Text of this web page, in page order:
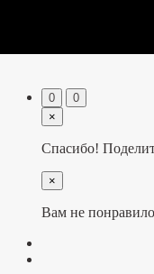
0
0
×
Спасибо!
×
Вам не